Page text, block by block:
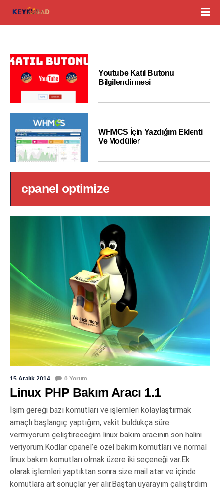
Youtube Katıl Butonu
Bilgilendirmesi
WHMCS İçin Yazdığım Eklenti
Ve Modüller
cpanel optimize
15 Aralık 2014 0 Yorum
Linux PHP Bakım Aracı 1.1
İşim gereği bazı komutları ve işlemleri kolaylaştırmak
amaçlı başlangıç yaptığım, vakit buldukça süre
vermiyorum geliştireceğim linux bakım aracının son halini
veriyorum.Kodlar cpanel’e özel bakım komutları ve normal
linux bakım komutları olmak üzere iki seçeneği var.Ek
olarak işlemleri yaptıktan sonra size mail atar ve içinde
komutlara ait sonuçlar yer alır.Baştan uyarayım çalıştırdım